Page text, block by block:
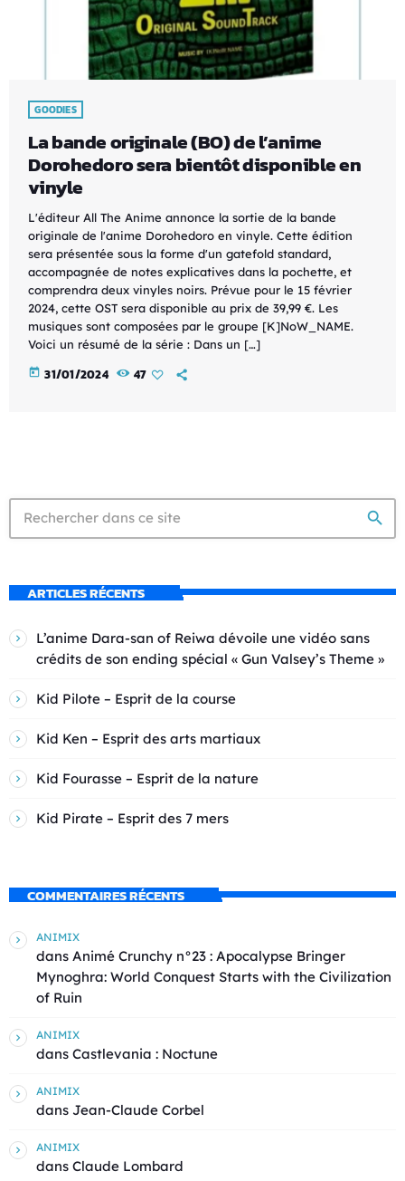
GOODIES
La bande originale (BO) de l’anime
Dorohedoro sera bientôt disponible en
vinyle
L'éditeur All The Anime annonce la sortie de la bande
originale de l'anime Dorohedoro en vinyle. Cette édition
sera présentée sous la forme d'un gatefold standard,
accompagnée de notes explicatives dans la pochette, et
comprendra deux vinyles noirs. Prévue pour le 15 février
2024, cette OST sera disponible au prix de 39,99 €. Les
musiques sont composées par le groupe [K]NoW_NAME.
Voici un résumé de la série : Dans un […]
today 31/01/2024 47
search
ARTICLES RÉCENTS
L’anime Dara-san of Reiwa dévoile une vidéo sans
crédits de son ending spécial « Gun Valsey’s Theme »
Kid Pilote – Esprit de la course
Kid Ken – Esprit des arts martiaux
Kid Fourasse – Esprit de la nature
Kid Pirate – Esprit des 7 mers
COMMENTAIRES RÉCENTS
ANIMIX
dans Animé Crunchy n°23 : Apocalypse Bringer
Mynoghra: World Conquest Starts with the Civilization
of Ruin
ANIMIX
dans Castlevania : Noctune
ANIMIX
dans Jean-Claude Corbel
ANIMIX
dans Claude Lombard